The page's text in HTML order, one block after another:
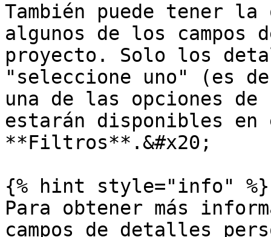
También puede tener
algunos de los
proyecto. Solo los
"seleccione uno" (es
una de las opciones
estarán disponibles en
**Filtros**.&#x20;
{% hint style="info" %}
Para obtener más
campos de detalles